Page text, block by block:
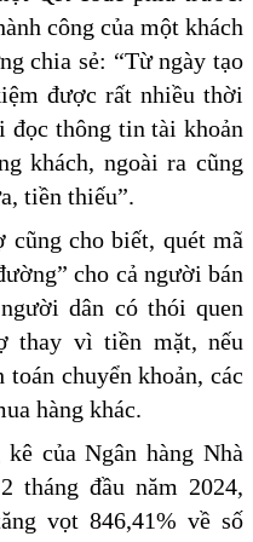
công của một khách
chia sẻ: “Từ ngày tạo
được rất nhiều thời
đọc thông tin tài khoản
khách, ngoài ra cũng
tiền thiếu”.
cho biết, quét mã
cho cả người bán
dân có thói quen
thay vì tiền mặt, nếu
chuyển khoản, các
hàng khác.
của Ngân hàng Nhà
tháng đầu năm 2024,
vọt 846,41% về số